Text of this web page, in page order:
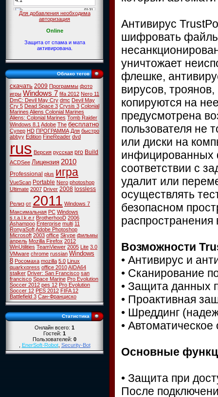
Для добавления необходима
авторизация
Online
Защита от спама и мата
активирована.
Облако тегов
скачать 2009 Программы фото
игры Windows 7 fifa 2012 Nero 11
DmC: Devil May Cry dmc Devil May
Cry 5 Dead Space 3 Crysis 3 Colonial
MarinesAliens Colonial Marines
Aliens: Colonial Marines Tomb Raider
Windows 8.1Adobe The бесплатно
Супер HD ПРОГРАММА Для быстро
abbyy Edition FineReader dvd
rus Версия русская pro Build
ACDSee Лицензия 2010
Professional plus игра
VueScan Portable Nero photoshop
Ultimate 2007 Driver 2008 lossless
Релиз от 2011 Windows 7
Максимальная PC Windows
s.t.a.l.k.e.r BrotherhooD 2006
Ashampoo Enterprise multi 11
RonyaSoftAdobe Photoshop
Microsoft 2003 office Skype фильмы
апрель Mozilla Firefox 2012
WinUtilities TeamViewer 2005 Lite 3.0
VMware chrome russian Windows
8 Росомаха mozilla 5.0 Linux
quarkxpress office 2010AIDA64
stalker Driver: San Francisco san
francisco Space Marine Pro Evolution
Soccer 2012 pes 12 Pro Evolution
Soccer 12 PES 2012 FIFA 12
Battlefield 3 Сан-Франциско
Статистика
Онлайн всего:1
Гостей:1
Пользователей:0
,EnerSoft-Robot,Security-Bot
Антивирус
шифровать
уничтожает
флешке,
вирусов,
копируются на
предусмотрена
пользователя не
или диски на
инфицированных
соответствии с
удалит или
осуществлять
безопасном
распространения
Возможности
• Антивирус и
• Сканирование
• Защита данных
• Проактивная
• Шреддинг
•
Основные
• Защита при
После